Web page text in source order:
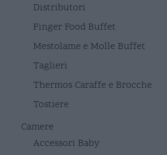
Distributori
Finger Food Buffet
Mestolame e Molle Buffet
Taglieri
Thermos Caraffe e Brocche
Tostiere
Camere
Accessori Baby